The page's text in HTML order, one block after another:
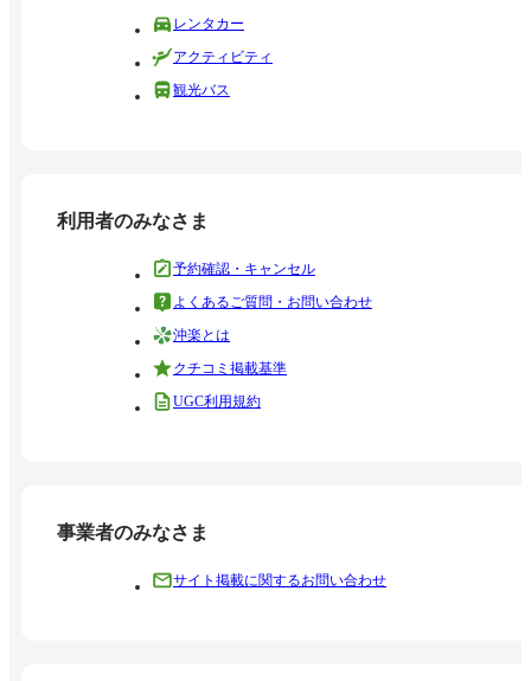
レンタカー
アクティビティ
観光バス
利用者のみなさま
予約確認・キャンセル
よくあるご質問・お問い合わせ
沖楽とは
クチコミ掲載基準
UGC利用規約
事業者のみなさま
サイト掲載に関するお問い合わせ